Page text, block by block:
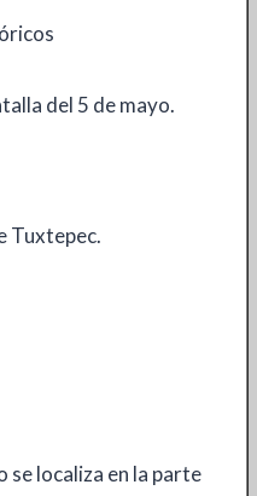
del 5 de mayo.
Tuxtepec.
se localiza en la parte